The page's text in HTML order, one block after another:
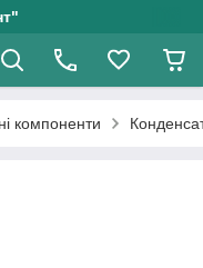
компоненти